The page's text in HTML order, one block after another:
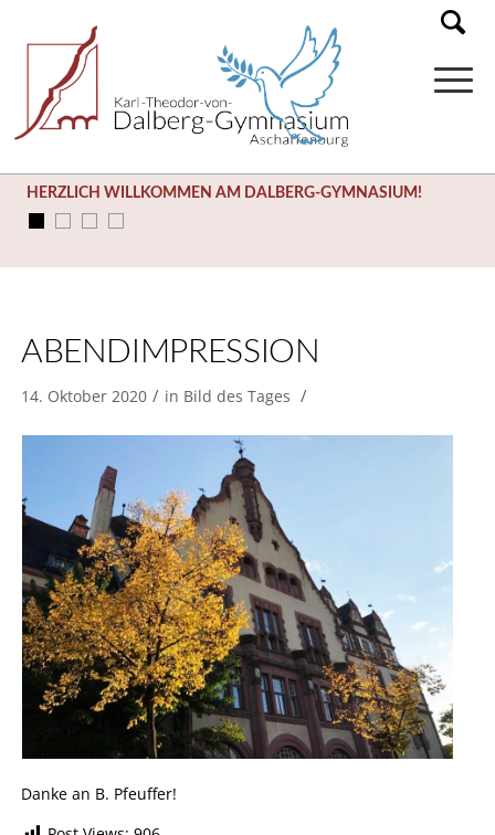
HERZLICH WILLKOMMEN AM DALBERG-GYMNASIUM!
ABENDIMPRESSION
14. Oktober 2020 / in Bild des Tages /
Danke an B. Pfeuffer!